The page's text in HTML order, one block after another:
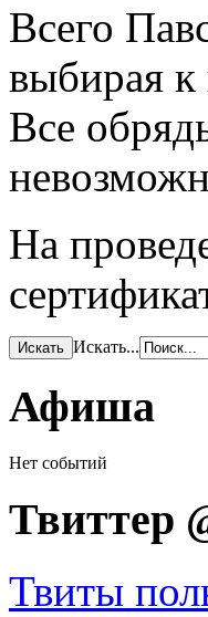
Всего
выбирая
Все
На
Искать...
Афиша
Нет событий
Твиттер
Твиты